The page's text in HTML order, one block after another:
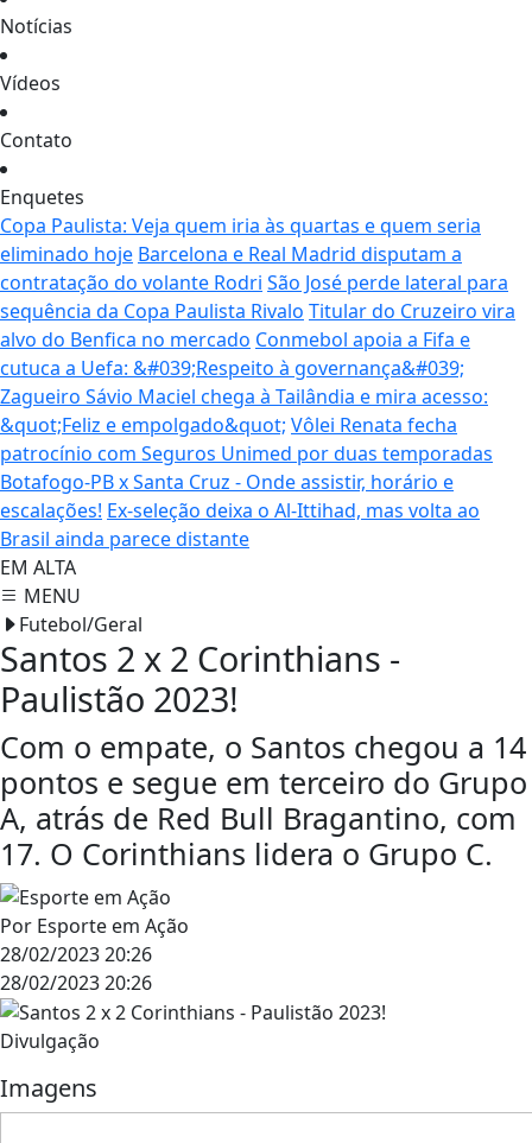
Notícias
Vídeos
Contato
Enquetes
Copa Paulista: Veja quem iria às quartas e quem seria
eliminado hoje Barcelona e Real Madrid disputam a
contratação do volante Rodri São José perde lateral para
sequência da Copa Paulista Rivalo Titular do Cruzeiro vira
alvo do Benfica no mercado Conmebol apoia a Fifa e
cutuca a Uefa: &#039;Respeito à governança&#039;
Zagueiro Sávio Maciel chega à Tailândia e mira acesso:
&quot;Feliz e empolgado&quot; Vôlei Renata fecha
patrocínio com Seguros Unimed por duas temporadas
Botafogo-PB x Santa Cruz - Onde assistir, horário e
escalações! Ex-seleção deixa o Al-Ittihad, mas volta ao
Brasil ainda parece distante
EM ALTA
MENU
Futebol/Geral
Santos 2 x 2 Corinthians -
Paulistão 2023!
Com o empate, o Santos chegou a 14
pontos e segue em terceiro do Grupo
A, atrás de Red Bull Bragantino, com
17. O Corinthians lidera o Grupo C.
Por Esporte em Ação
28/02/2023 20:26
28/02/2023 20:26
Divulgação
Imagens